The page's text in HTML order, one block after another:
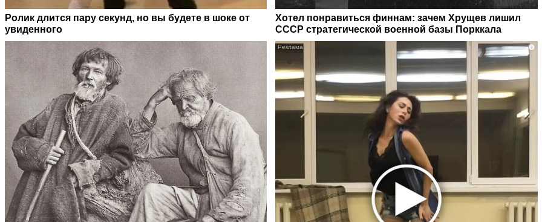
Ролик длится пару секунд, но вы будете в шоке от
увиденного
Хотел понравиться финнам: зачем Хрущев лишил
СССР стратегической военной базы Порккала
i